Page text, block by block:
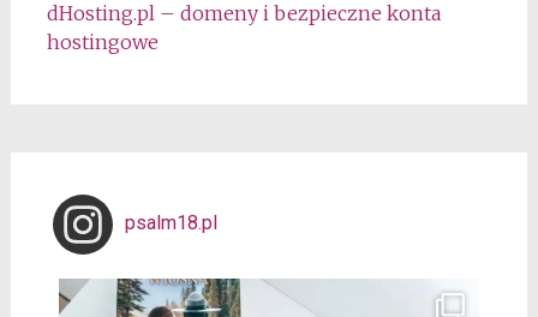
dHosting.pl – domeny i bezpieczne konta
hostingowe
psalm18.pl